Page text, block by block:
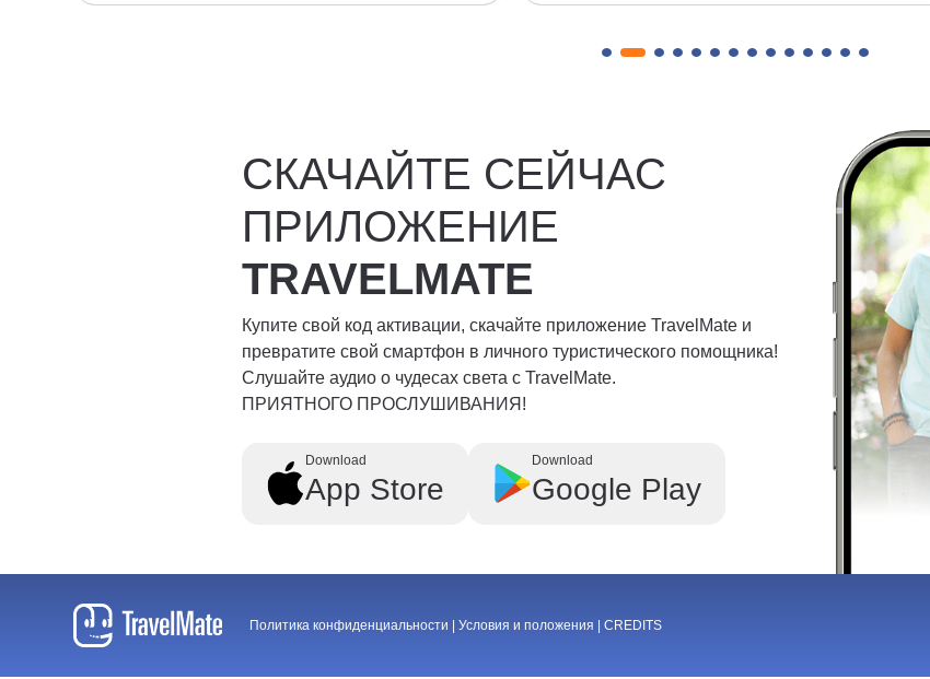
СКАЧАЙТЕ СЕЙЧАС
ПРИЛОЖЕНИЕ
TRAVELMATE
Купите свой код активации, скачайте приложение TravelMate и
превратите свой смартфон в личного туристического помощника!
Слушайте аудио о чудесах света с TravelMate.
ПРИЯТНОГО ПРОСЛУШИВАНИЯ!
Download
App Store
Download
Google Play
Политика конфиденциальности Условия и положения CREDITS